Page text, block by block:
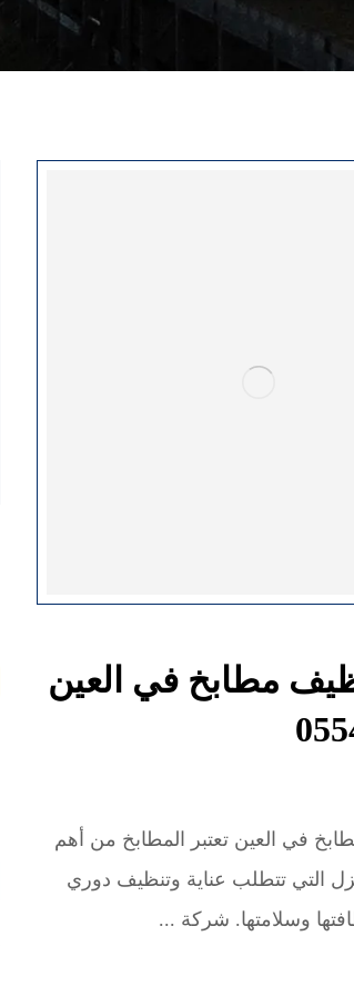
مطابخ في العين
في العين تعتبر المطابخ من أهم
التي تتطلب عناية وتنظيف دوري
وسلامتها. شركة ...